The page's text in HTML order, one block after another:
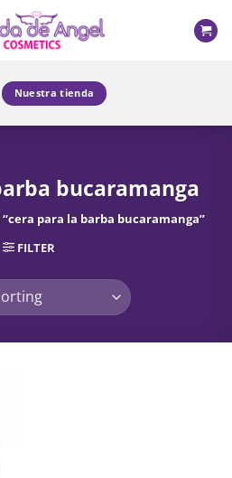
Nuestra tienda
bucaramanga
para la barba bucaramanga”
FILTER